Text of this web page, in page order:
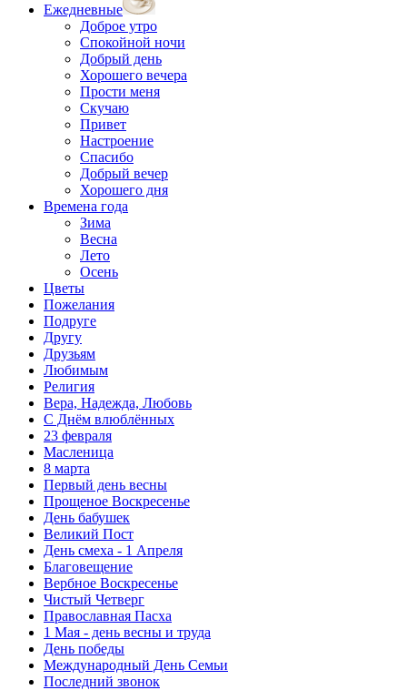
Ежедневные
Доброе утро
Спокойной ночи
Добрый день
Хорошего вечера
Прости меня
Скучаю
Привет
Настроение
Спасибо
Добрый вечер
Хорошего дня
Времена года
Зима
Весна
Лето
Осень
Цветы
Пожелания
Подруге
Другу
Друзьям
Любимым
Религия
Вера, Надежда, Любовь
С Днём влюблённых
23 февраля
Масленица
8 марта
Первый день весны
Прощеное Воскресенье
День бабушек
Великий Пост
День смеха - 1 Апреля
Благовещение
Вербное Воскресенье
Чистый Четверг
Православная Пасха
1 Мая - день весны и труда
День победы
Международный День Семьи
Последний звонок